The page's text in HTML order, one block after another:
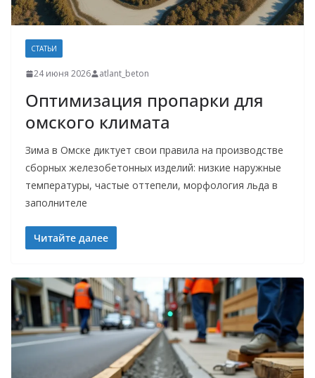
СТАТЬИ
24 июня 2026 atlant_beton
Оптимизация пропарки для
омского климата
Зима в Омске диктует свои правила на производстве
сборных железобетонных изделий: низкие наружные
температуры, частые оттепели, морфология льда в
заполнителе
Читайте далее